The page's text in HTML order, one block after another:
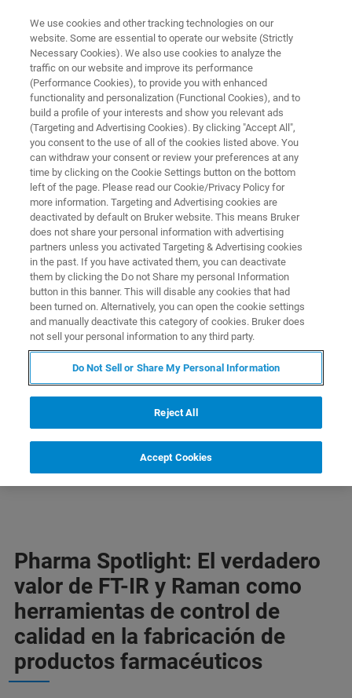
Pharma Spotlight: El verdadero
valor de FT-IR y Raman como
herramientas de control de
calidad en la fabricación de
productos farmacéuticos
Está cordialmente invitado a participar en
nuestro último seminario web el 19 de mayo,
"El verdadero valor de FT-IR y Raman como
herramienta de control de calidad en la
fabricación de productos farmacéuticos".
PARA INSCRIBIRSE, HAGA
Pharma Spotlight: El verdadero
valor de FT-IR y Raman como
herramientas de control de
calidad en la fabricación de
productos farmacéuticos
We use cookies and other tracking technologies on our
website. Some are essential to operate our website (Strictly
Necessary Cookies). We also use cookies to analyze the
traffic on our website and improve its performance
(Performance Cookies), to provide you with enhanced
functionality and personalization (Functional Cookies), and to
build a profile of your interests and show you relevant ads
(Targeting and Advertising Cookies). By clicking "Accept All",
you consent to the use of all of the cookies listed above. You
can withdraw your consent or review your preferences at any
time by clicking on the Cookie Settings button on the bottom
left of the page. Please read our Cookie/Privacy Policy for
more information. Targeting and Advertising cookies are
deactivated by default on Bruker website. This means Bruker
does not share your personal information with advertising
partners unless you activated Targeting & Advertising cookies
in the past. If you have activated them, you can deactivate
them by clicking the Do not Share my personal Information
button in this banner. This will disable any cookies that had
been turned on. Alternatively, you can open the cookie settings
and manually deactivate this category of cookies. Bruker does
not sell your personal information to any third party.
Do Not Sell or Share My Personal Information
Reject All
Accept Cookies